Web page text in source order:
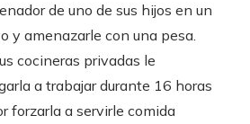
de uno de sus hijos en un
y amenazarle con una pesa.
cocineras privadas le
a trabajar durante 16 horas
forzarla a servirle comida